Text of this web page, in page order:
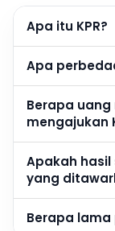
Apa itu KPR?
Apa
Berapa
mengajukan
Apakah
yang
Berapa lama